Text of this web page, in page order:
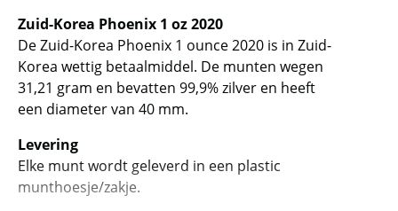
Zuid-Korea Phoenix 1 oz 2020
De Zuid-Korea Phoenix 1 ounce 2020 is in Zuid-
Korea wettig betaalmiddel. De munten wegen
31,21 gram en bevatten 99,9% zilver en heeft
een diameter van 40 mm.
Levering
Elke munt wordt geleverd in een plastic
munthoesje/zakje.